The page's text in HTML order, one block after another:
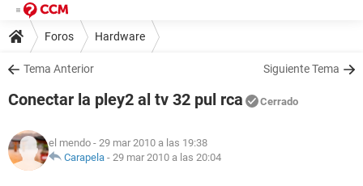
Foros Hardware
Tema Anterior Siguiente Tema
Conectar la pley2 al tv 32 pul rca Cerrado
el mendo - 29 mar 2010 a las 19:38
Carapela - 29 mar 2010 a las 20:04